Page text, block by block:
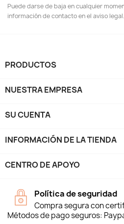
Puede darse de baja en cualquier
información de contacto en el aviso legal.
PRODUCTOS
NUESTRA EMPRESA
SU CUENTA
INFORMACIÓN DE LA TIENDA
CENTRO DE APOYO
Política de seguridad
Compra segura con
Métodos de pago seguros: